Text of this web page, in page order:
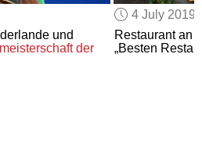
ALEXA
ADJUST COLORS
und
der
4 July 2019
Restaurant an
„Besten